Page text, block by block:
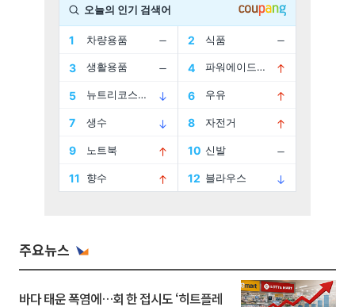
주요뉴스
바다 태운 폭염에…회 한 접시도 ‘히트플레